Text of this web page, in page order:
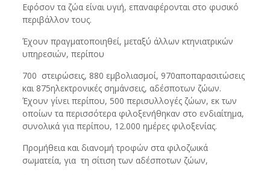
Εφόσον τα ζώα είναι υγιή, επαναφέρονται στο φυσικό
περιβάλλον τους.
Έχουν πραγματοποιηθεί, μεταξύ άλλων κτηνιατρικών
υπηρεσιών, περίπου
700 στειρώσεις, 880 εμβολιασμοί, 970αποπαρασιτώσεις
και 875ηλεκτρονικές σημάνσεις, αδέσποτων ζώων.
Έχουν γίνει περίπου, 500 περισυλλογές ζώων, εκ των
οποίων τα περισσότερα φιλοξενήθηκαν στο ενδιαίτημα,
συνολικά για περίπου, 12.000 ημέρες φιλοξενίας.
Προμήθεια και διανομή τροφών στα φιλοζωικά
σωματεία, για τη σίτιση των αδέσποτων ζώων,